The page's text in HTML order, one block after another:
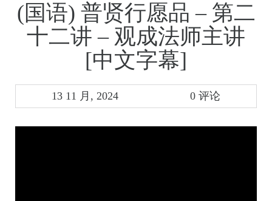
(国语) 普贤行愿品 – 第二
十二讲 – 观成法师主讲
[中文字幕]
13 11 月, 2024 0 评论